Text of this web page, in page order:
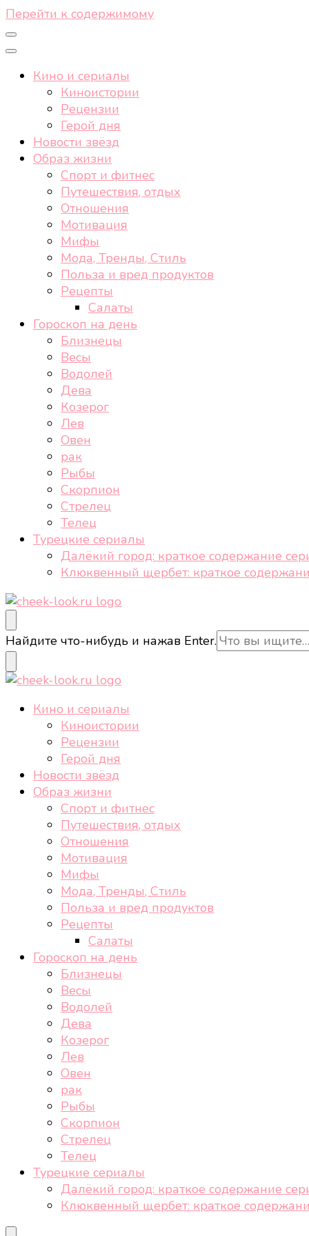
Перейти к содержимому
Кино и сериалы
Киноистории
Рецензии
Герой дня
Новости звёзд
Образ жизни
Спорт и фитнес
Путешествия, отдых
Отношения
Мотивация
Мифы
Мода, Тренды, Стиль
Польза и вред продуктов
Рецепты
Салаты
Гороскоп на день
Близнецы
Весы
Водолей
Дева
Козерог
Лев
Овен
рак
Рыбы
Скорпион
Стрелец
Телец
Турецкие сериалы
Далёкий город: краткое содержание
Клюквенный щербет: краткое
cheek-look.ru
Женский сайт о звездах и кино, а также трендах,
Ищите
что-
то?
Найдите что-нибудь и нажав Enter.
cheek-look.ru
Женский сайт о звездах и кино, а также трендах,
Кино и сериалы
Киноистории
Рецензии
Герой дня
Новости звёзд
Образ жизни
Спорт и фитнес
Путешествия, отдых
Отношения
Мотивация
Мифы
Мода, Тренды, Стиль
Польза и вред продуктов
Рецепты
Салаты
Гороскоп на день
Близнецы
Весы
Водолей
Дева
Козерог
Лев
Овен
рак
Рыбы
Скорпион
Стрелец
Телец
Турецкие сериалы
Далёкий город: краткое содержание
Клюквенный щербет: краткое